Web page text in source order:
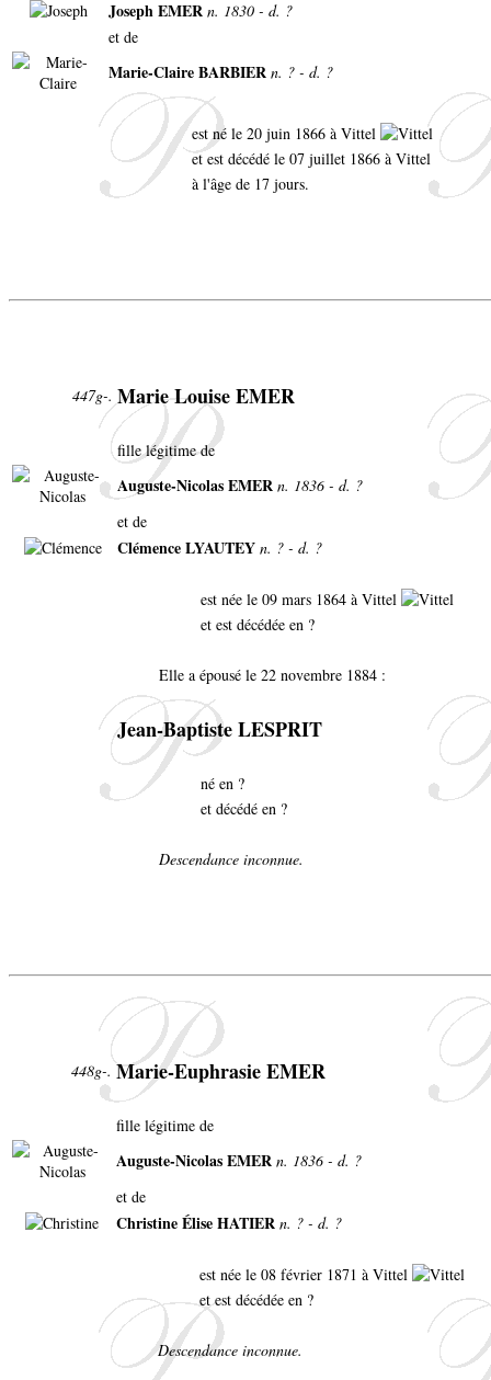
Joseph EMER n. 1830 - d. ?
et de
Marie-Claire BARBIER n. ? - d. ?
est né le 20 juin 1866 à Vittel
et est décédé le 07 juillet 1866 à Vittel
à l'âge de 17 jours.
447g-. Marie Louise EMER
fille légitime de
Auguste-Nicolas EMER n. 1836 - d. ?
et de
Clémence LYAUTEY n. ? - d. ?
est née le 09 mars 1864 à Vittel
et est décédée en ?
Elle a épousé le 22 novembre 1884 :
Jean-Baptiste LESPRIT
né en ?
et décédé en ?
Descendance inconnue.
448g-. Marie-Euphrasie EMER
fille légitime de
Auguste-Nicolas EMER n. 1836 - d. ?
et de
Christine Élise HATIER n. ? - d. ?
est née le 08 février 1871 à Vittel
et est décédée en ?
Descendance inconnue.